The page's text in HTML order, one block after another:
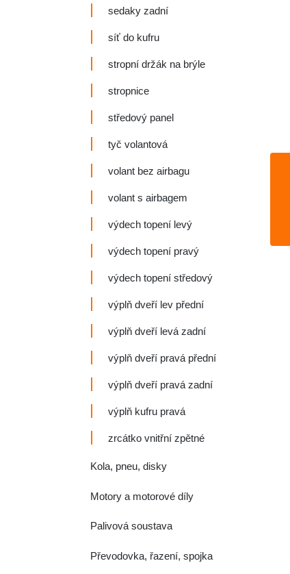
sedaky zadní
síť do kufru
stropní držák na brýle
stropnice
středový panel
tyč volantová
volant bez airbagu
volant s airbagem
výdech topení levý
výdech topení pravý
výdech topení středový
výplň dveří lev přední
výplň dveří levá zadní
výplň dveří pravá přední
výplň dveří pravá zadní
výplň kufru pravá
zrcátko vnitřní zpětné
Kola, pneu, disky
Motory a motorové díly
Palivová soustava
Převodovka, řazení, spojka